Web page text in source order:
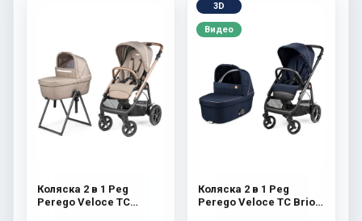
Коляска 2 в 1 Peg
Perego Veloce TC
3D
Видео
Коляска 2 в 1 Peg
Perego Veloce TC Brio